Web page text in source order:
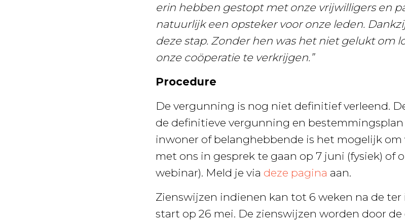
erin hebben gestopt met onze vrijwilligers en
natuurlijk een opsteker voor onze leden.
deze stap. Zonder hen was het niet gelukt om
onze coöperatie te verkrijgen.”
Procedure
De vergunning is nog niet definitief verleend.
de definitieve vergunning en bestemmingsplan
inwoner of belanghebbende is het mogelijk om
met ons in gesprek te gaan op 7 juni (fysiek) of
webinar). Meld je via deze pagina aan.
Zienswijzen indienen kan tot 6 weken na de
start op 26 mei. De zienswijzen worden door